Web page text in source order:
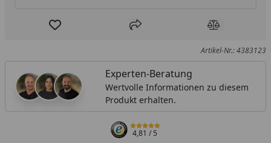
Produkt zur Wunschliste hinzufügen
Teilen Produkt
Artikel-Nr.: 4383123
Experten-Beratung
Wertvolle Informationen zu diesem
Produkt erhalten.
4,81/ 5